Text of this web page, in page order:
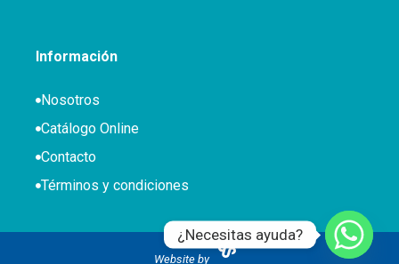
Información
Nosotros
Catálogo Online
Contacto
Términos y condiciones
Website by
¿Necesitas ayuda?